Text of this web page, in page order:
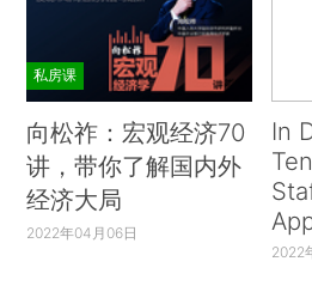
私房课
向松祚：宏观经济70
讲，带你了解国内外
经济大局
2022年04月06日
In
2022